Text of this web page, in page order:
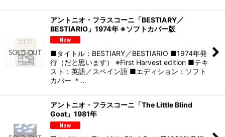
アントニオ・フラスコーニ「BESTIARY／
BESTIARIO」1974年 ※ソフトカバー版
■タイトル：BESTIARY／BESTIARIO ■1974年発
行（だと思います） ※First Harvest edition ■テキ
スト：英語／スペイン語 ■エディション：ソフト
カバー ＊…
アントニオ・フラスコーニ「The Little Blind
Goat」1981年